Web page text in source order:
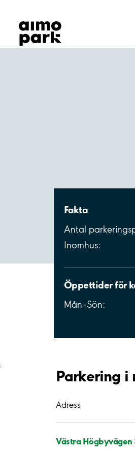
Hitta parkering
Samarbete
Kundservice
Fakta
Antal
Inomhus:
Öppettider för
Mån–Sön:
;
Parkering i
Adress
Västra Högbyvägen